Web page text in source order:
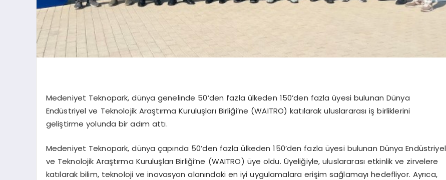
Medeniyet Teknopark, dünya genelinde 50’den fazla ülkeden 150’den fazla üyesi bulunan Dünya
Endüstriyel ve Teknolojik Araştırma Kuruluşları Birliği’ne (WAITRO) katılarak uluslararası iş birliklerini
geliştirme yolunda bir adım attı.
Medeniyet Teknopark, dünya çapında 50’den fazla ülkeden 150’den fazla üyesi bulunan Dünya Endüstriyel
ve Teknolojik Araştırma Kuruluşları Birliği’ne (WAITRO) üye oldu. Üyeliğiyle, uluslararası etkinlik ve zirvelere
katılarak bilim, teknoloji ve inovasyon alanındaki en iyi uygulamalara erişim sağlamayı hedefliyor. Ayrıca,